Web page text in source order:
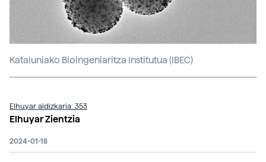
Kataluniako Bioingeniaritza Institutua (IBEC)
Elhuyar aldizkaria: 353
Elhuyar Zientzia
2024-01-18